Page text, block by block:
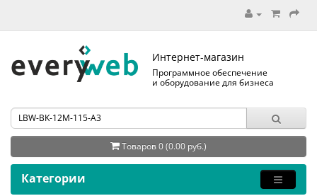
Интернет-магазин
Программное обеспечение
и оборудование для бизнеса
Товаров 0 (0.00 руб.)
Категории